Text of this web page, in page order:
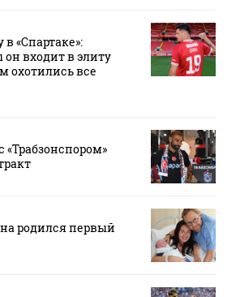
«Спартаке»:
входит в элиту
охотились все
«Трабзонспором»
родился первый